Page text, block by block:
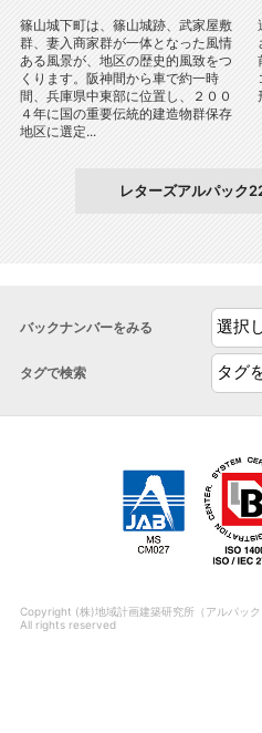
篠山城下町は、篠山城跡、武家屋敷
群、妻入商家群が一体となった風情
ある風景が、地区の歴史的風致をつ
くります。阪神間から車で約一時
間、兵庫県中東部に位置し、２００
４年に国の重要伝統的建造物群保存
地区に選定...
レターズアルパック
バックナンバーをみる
タグで検索
Copyright (株)地域計画建築研究所（アルパック
All rights reserved